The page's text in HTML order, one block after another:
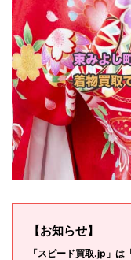
【お知らせ】
「スピード買取.jp」は